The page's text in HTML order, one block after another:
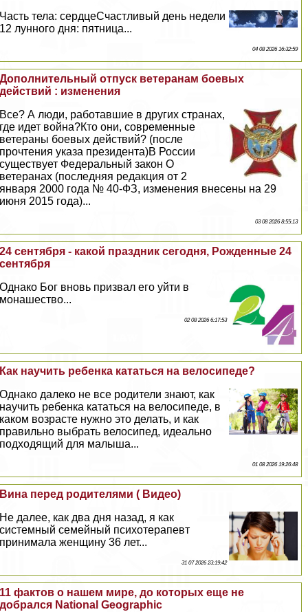
Часть тела: сердцеСчастливый день недели
12 лунного дня: пятница...
04 08 2026 16:32:59
Дополнительный отпуск ветеранам боевых
действий : изменения
Все? А люди, работавшие в других странах,
где идет война?Кто они, современные
ветераны боевых действий? (после
прочтения указа президента)В России
существует Федеральный закон О
ветеранах (последняя редакция от 2
января 2000 года № 40-ФЗ, изменения внесены на 29
июня 2015 года)...
03 08 2026 8:55:13
24 сентября - какой праздник сегодня, Рожденные 24
сентября
Однако Бог вновь призвал его уйти в
монашество...
02 08 2026 6:17:53
Как научить ребенка кататься на велосипеде?
Однако далеко не все родители знают, как
научить ребенка кататься на велосипеде, в
каком возрасте нужно это делать, и как
правильно выбрать велосипед, идеально
подходящий для малыша...
01 08 2026 19:26:48
Вина перед родителями ( Видео)
Не далее, как два дня назад, я как
системный семейный психотерапевт
принимала женщину 36 лет...
31 07 2026 23:19:42
11 фактов о нашем мире, до которых еще не
добрался National Geographic